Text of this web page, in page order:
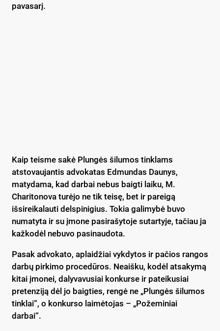
pavasarį.
Kaip teisme sakė Plungės šilumos tinklams
atstovaujantis advokatas Edmundas Daunys,
matydama, kad darbai nebus baigti laiku, M.
Charitonova turėjo ne tik teisę, bet ir pareigą
išsireikalauti delspinigius. Tokia galimybė buvo
numatyta ir su įmone pasirašytoje sutartyje, tačiau ja
kažkodėl nebuvo pasinaudota.
Pasak advokato, aplaidžiai vykdytos ir pačios rangos
darbų pirkimo procedūros. Neaišku, kodėl atsakymą
kitai įmonei, dalyvavusiai konkurse ir pateikusiai
pretenziją dėl jo baigties, rengė ne „Plungės šilumos
tinklai“, o konkurso laimėtojas – „Požeminiai
darbai“.